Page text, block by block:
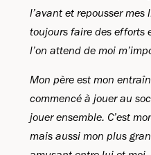
l’avant et repousser
toujours faire des efforts
l’on attend de moi
Mon père est mon
commencé à jouer au
jouer ensemble. C’est
mais aussi mon plus